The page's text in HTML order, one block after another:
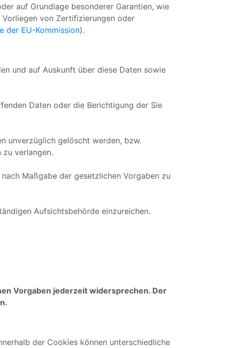
auf Grundlage besonderer Garantien, wie
von Zertifizierungen oder
der EU-Kommission).
und auf Auskunft über diese Daten sowie
Daten oder die Berichtigung der Sie
unverzüglich gelöscht werden, bzw.
verlangen.
Maßgabe der gesetzlichen Vorgaben zu
Aufsichtsbehörde einzureichen.
Vorgaben jederzeit widersprechen. Der
der Cookies können unterschiedliche